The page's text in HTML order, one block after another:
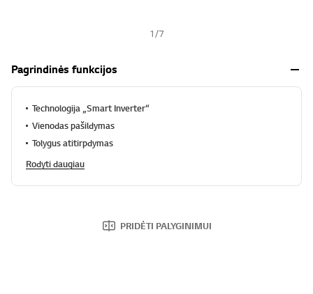
1 /7
Pagrindinės funkcijos
Technologija „Smart Inverter“
Vienodas pašildymas
Tolygus atitirpdymas
Rodyti daugiau
PRIDĖTI PALYGINIMUI